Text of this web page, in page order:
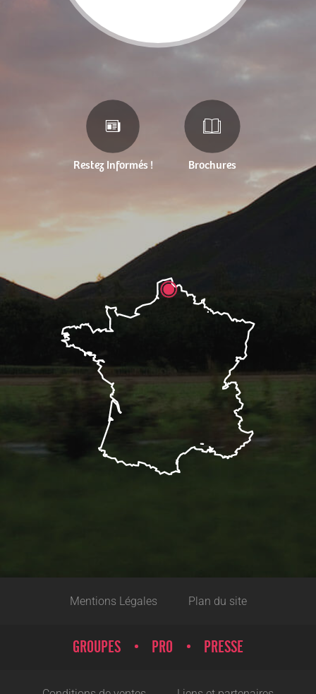
Restez Informés ! Brochures
Mentions Légales Plan du site
GROUPES PRO PRESSE